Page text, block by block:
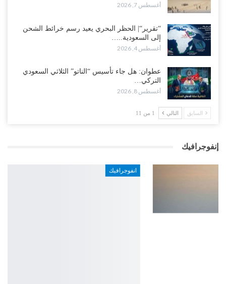
أغسطس 7, 2026
“تقرير“| الحظر البحري يعيد رسم خرائط الشحن
إلى السعودية..…
أغسطس 4, 2026
عطوان: هل جاء تأسيس “الناتو” الثلاثي السعودي
التركي…
أغسطس 8, 2026
السابق التالي 1 من 11
إنفوجرافيك